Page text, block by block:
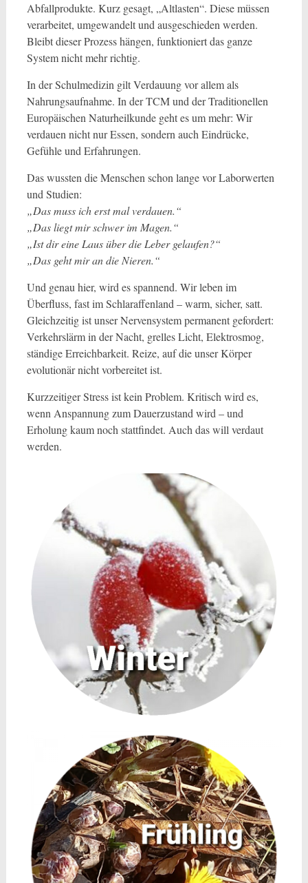
Abfallprodukte. Kurz gesagt, „Altlasten“. Diese müssen
verarbeitet, umgewandelt und ausgeschieden werden.
Bleibt dieser Prozess hängen, funktioniert das ganze
System nicht mehr richtig.
In der Schulmedizin gilt Verdauung vor allem als
Nahrungsaufnahme. In der TCM und der Traditionellen
Europäischen Naturheilkunde geht es um mehr: Wir
verdauen nicht nur Essen, sondern auch Eindrücke,
Gefühle und Erfahrungen.
Das wussten die Menschen schon lange vor Laborwerten
und Studien:
„Das muss ich erst mal verdauen.“
„Das liegt mir schwer im Magen.“
„Ist dir eine Laus über die Leber gelaufen?“
„Das geht mir an die Nieren.“
Und genau hier, wird es spannend. Wir leben im
Überfluss, fast im Schlaraffenland – warm, sicher, satt.
Gleichzeitig ist unser Nervensystem permanent gefordert:
Verkehrslärm in der Nacht, grelles Licht, Elektrosmog,
ständige Erreichbarkeit. Reize, auf die unser Körper
evolutionär nicht vorbereitet ist.
Kurzzeitiger Stress ist kein Problem. Kritisch wird es,
wenn Anspannung zum Dauerzustand wird – und
Erholung kaum noch stattfindet. Auch das will verdaut
werden.